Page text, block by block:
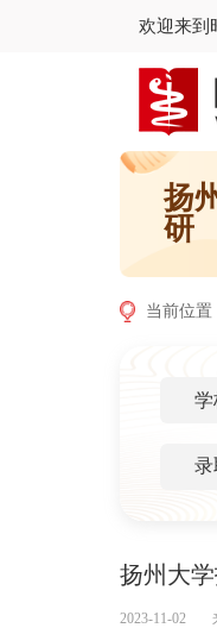
欢迎来到
扬
研
当前位置
录
扬州大
2023-11-02